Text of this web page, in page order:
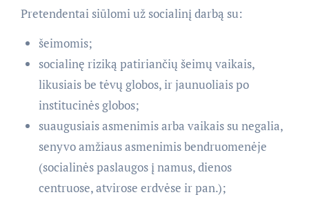
Pretendentai siūlomi už socialinį darbą su:
šeimomis;
socialinę riziką patiriančių šeimų vaikais,
likusiais be tėvų globos, ir jaunuoliais po
institucinės globos;
suaugusiais asmenimis arba vaikais su negalia,
senyvo amžiaus asmenimis bendruomenėje
(socialinės paslaugos į namus, dienos
centruose, atvirose erdvėse ir pan.);